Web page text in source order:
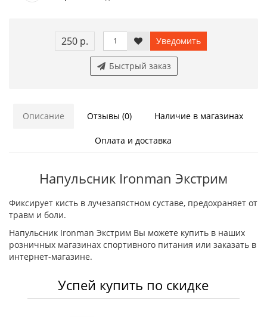
250 р. Уведомить
Быстрый заказ
Описание Отзывы (0) Наличие в магазинах
Оплата и доставка
Напульсник Ironman Экстрим
Фиксирует кисть в лучезапястном суставе, предохраняет от
травм и боли.
Напульсник Ironman Экстрим Вы можете купить в наших
розничных магазинах спортивного питания или заказать в
интернет-магазине.
Успей купить по скидке